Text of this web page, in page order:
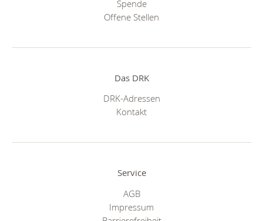
Spende
Offene Stellen
Das DRK
DRK-Adressen
Kontakt
Service
AGB
Impressum